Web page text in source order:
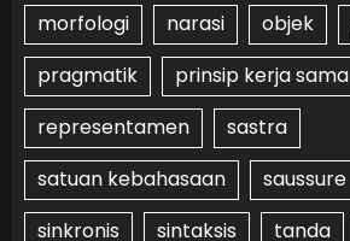
morfologi
narasi objek
pragmatik
prinsip kerja sama
representamen
sastra
satuan kebahasaan
saussure
sinkronis
sintaksis tanda